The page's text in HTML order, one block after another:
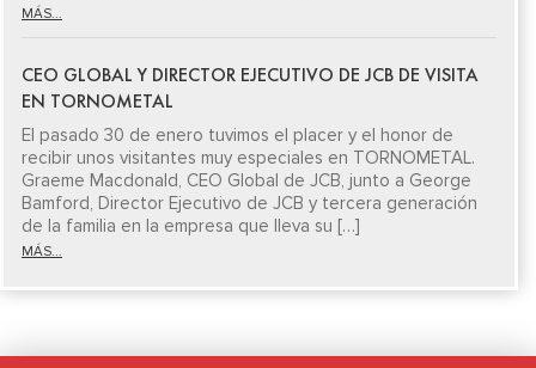
MÁS...
CEO GLOBAL Y DIRECTOR EJECUTIVO DE JCB DE VISITA
EN TORNOMETAL
El pasado 30 de enero tuvimos el placer y el honor de
recibir unos visitantes muy especiales en TORNOMETAL.
Graeme Macdonald, CEO Global de JCB, junto a George
Bamford, Director Ejecutivo de JCB y tercera generación
de la familia en la empresa que lleva su […]
MÁS...